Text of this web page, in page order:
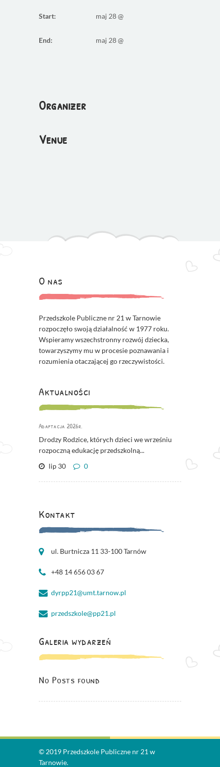
Start: maj 28 @
End: maj 28 @
Organizer
Venue
O nas
Przedszkole Publiczne nr 21 w Tarnowie
rozpoczęło swoją działalność w 1977 roku.
Wspieramy wszechstronny rozwój dziecka,
towarzyszymy mu w procesie poznawania i
rozumienia otaczającej go rzeczywistości.
Aktualności
Adaptacja 2026r.
Drodzy Rodzice, których dzieci we wrześniu
rozpoczną edukację przedszkolną...
lip 30
0
Kontakt
ul. Burtnicza 11 33-100 Tarnów
+48 14 656 03 67
dyrpp21@umt.tarnow.pl
przedszkole@pp21.pl
Galeria wydarzeń
No Posts found
© 2019 Przedszkole Publiczne nr 21 w
Tarnowie.